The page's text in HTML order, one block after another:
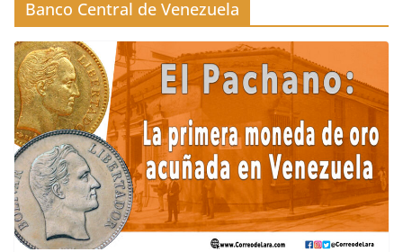
Banco Central de Venezuela